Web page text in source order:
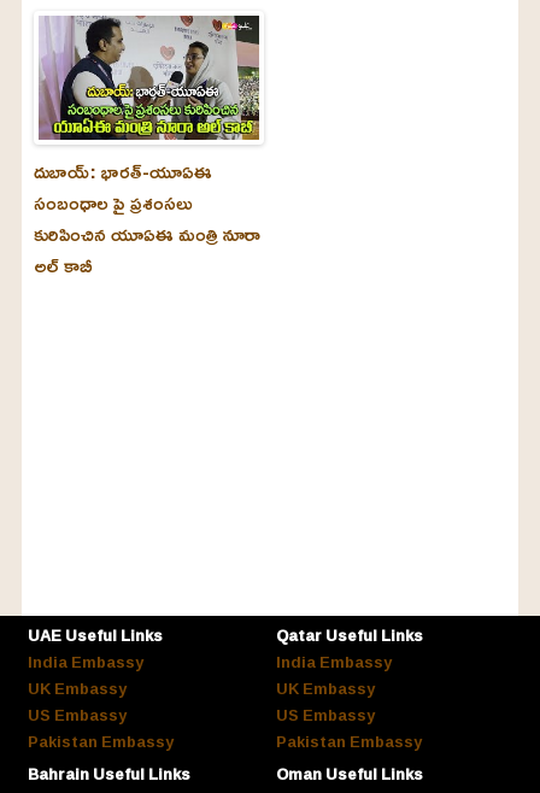
దుబాయ్‌: భారత్-యూఏఈ
సంబంధాల పై ప్రశంసలు
కురిపించిన యూఏఈ మంత్రి నూరా
అల్‌ కాబీ
UAE Useful Links
India Embassy
UK Embassy
US Embassy
Pakistan Embassy
Qatar Useful Links
India Embassy
UK Embassy
US Embassy
Pakistan Embassy
Bahrain Useful Links
Oman Useful Links